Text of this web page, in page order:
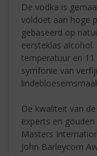
De vodka is
voldoet aan hoge
gebaseerd op
eersteklas
temperatuur en
symfonie van
De kwaliteit van
experts en
Masters
John Barleycorn